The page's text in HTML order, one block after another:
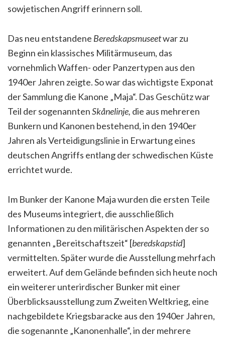
sowjetischen Angriff erinnern soll.
Das neu entstandene Beredskapsmuseetwar zu
Beginn ein klassisches Militärmuseum, das
vornehmlich Waffen- oder Panzertypen aus den
1940er Jahren zeigte. So war das wichtigste Exponat
der Sammlung die Kanone „Maja“. Das Geschütz war
Teil der sogenanntenSkånelinje, die aus mehreren
Bunkern und Kanonen bestehend, in den 1940er
Jahren als Verteidigungslinie in Erwartung eines
deutschen Angriffs entlang der schwedischen Küste
errichtet wurde.
Im Bunker der Kanone Maja wurden die ersten Teile
des Museums integriert, die ausschließlich
Informationen zu den militärischen Aspekten der so
genannten „Bereitschaftszeit“ [beredskapstid]
vermittelten. Später wurde die Ausstellung mehrfach
erweitert. Auf dem Gelände befinden sich heute noch
ein weiterer unterirdischer Bunker mit einer
Überblicksausstellung zum Zweiten Weltkrieg, eine
nachgebildete Kriegsbaracke aus den 1940er Jahren,
die sogenannte „Kanonenhalle“, in der mehrere